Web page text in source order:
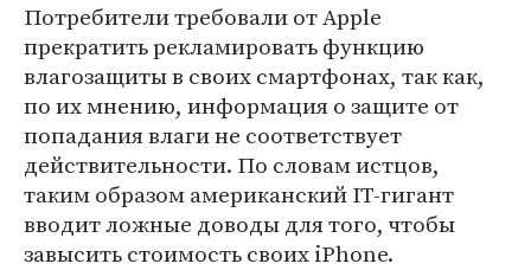
Потребители требовали от Apple
прекратить рекламировать функцию
влагозащиты в своих смартфонах, так как,
по их мнению, информация о защите от
попадания влаги не соответствует
действительности. По словам истцов,
таким образом американский IT-гигант
вводит ложные доводы для того, чтобы
завысить стоимость своих iPhone.